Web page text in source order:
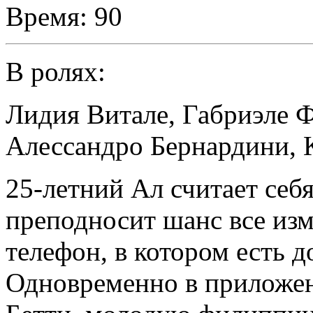
Время: 90
В ролях:
Лидия Витале, Габриэле
Алессандро Бернардини,
25-летний Ал считает
преподносит шанс все
телефон, в котором есть
Одновременно в